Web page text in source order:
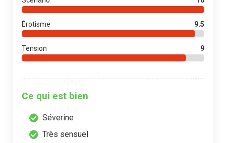
Érotisme 9.5
Tension 9
Ce qui est bien
Séverine
Très sensuel